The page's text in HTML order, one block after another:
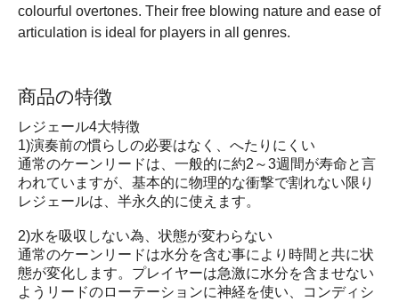
colourful overtones. Their free blowing nature and ease of
articulation is ideal for players in all genres.
商品の特徴
レジェール4大特徴
1)演奏前の慣らしの必要はなく、へたりにくい
通常のケーンリードは、一般的に約2～3週間が寿命と言
われていますが、基本的に物理的な衝撃で割れない限り
レジェールは、半永久的に使えます。
2)水を吸収しない為、状態が変わらない
通常のケーンリードは水分を含む事により時間と共に状
態が変化します。プレイヤーは急激に水分を含ませない
ようリードのローテーションに神経を使い、コンディシ